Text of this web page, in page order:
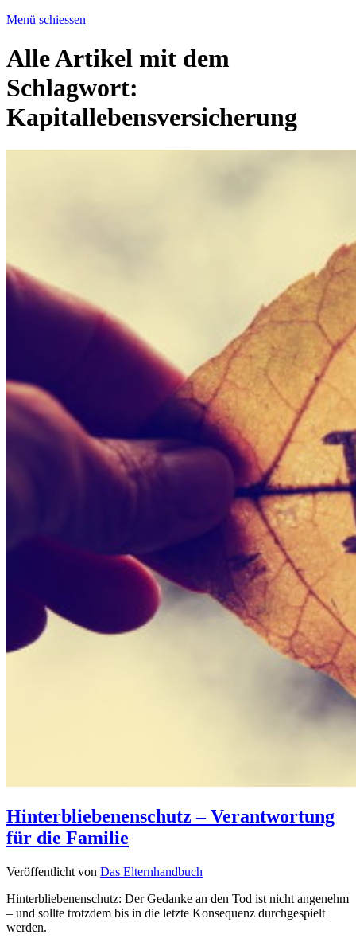
Menü schiessen
Alle Artikel mit dem
Schlagwort:
Kapitallebensversicherung
Hinterbliebenenschutz – Verantwortung
für die Familie
Veröffentlicht von Das Elternhandbuch
Hinterbliebenenschutz: Der Gedanke an den Tod ist nicht angenehm
– und sollte trotzdem bis in die letzte Konsequenz durchgespielt
werden.